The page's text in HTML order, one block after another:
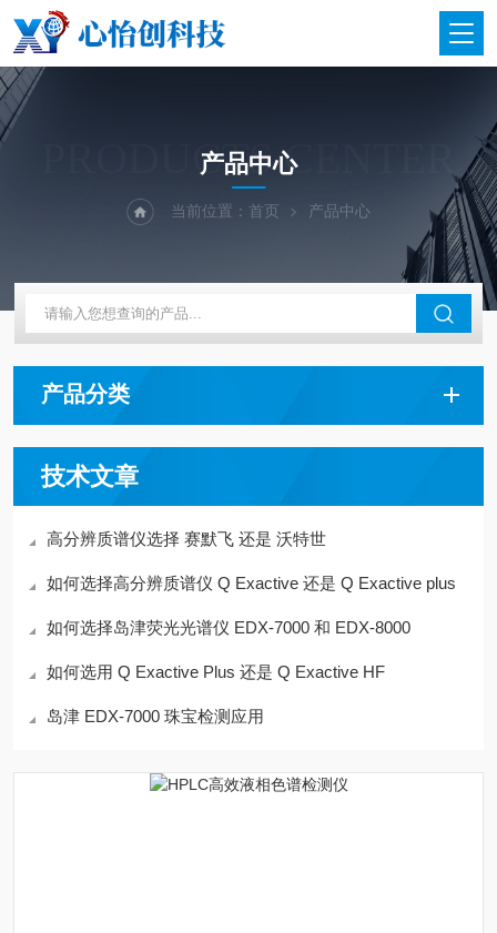
PRODUCTS CENTER
产品中心
当前位置： 首页 产品中心
产品分类
技术文章
高分辨质谱仪选择 赛默飞 还是 沃特世
如何选择高分辨质谱仪 Q Exactive 还是 Q Exactive plus
如何选择岛津荧光光谱仪 EDX-7000 和 EDX-8000
如何选用 Q Exactive Plus 还是 Q Exactive HF
岛津 EDX-7000 珠宝检测应用